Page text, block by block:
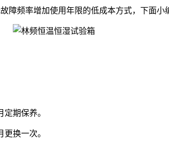
障频率增加使用年限的低成本方式，下面
期保养。
换一次。